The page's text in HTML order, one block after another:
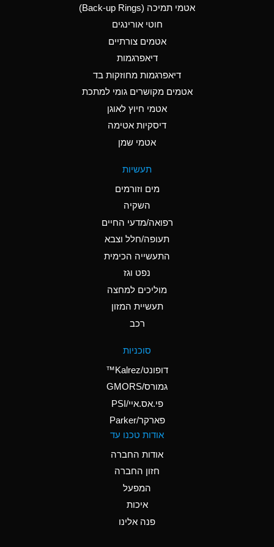
Aluminum Phosphate
Ammonia Anhydrous
B
Ammonia Gas (cold)
A
Ammonia Gas (hot)
Ammonium Hydroxide
D
Ammonium Nitrate
Ammonium Nitrite
Ammonium Persulfate
Ammonium Phosphate
A
Ammonium Sulfate
A
Amyl Acetate (Banana
אטמי תמיכה (Back-up Rings)
חוטי אורינגים
אטמים צורתיים
דיאפרגמות
דיאפרגמות מחוזקות בד
אטמים מקושרים גומי למתכת
אטמי חיוץ לאוגן
דיסקיות אטימה
אטמי שמן
תעשיות
מים וזורמים
השקיה
רפואה/מדעי החיים
תעופה/חלל וצבא
התעשייה הכימית
נפט וגז
מוליכים למחצה
תעשיית המזון
רכב
סוכניות
דופונט/Kalrez™
גמורס/GMORS
פי.אס.איי/PSI
פארקר/Parker
אודות טכנו עד
אודות החברה
חזון החברה
המפעל
איכות
פנה אלינו